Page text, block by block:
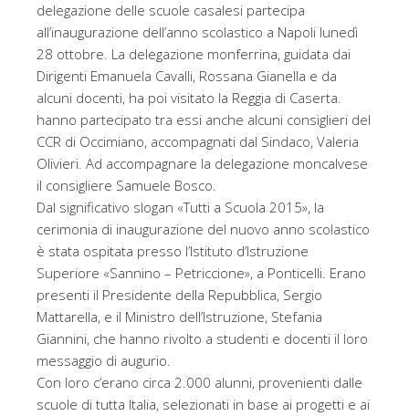
delegazione delle scuole casalesi partecipa
all’inaugurazione dell’anno scolastico a Napoli lunedì
28 ottobre. La delegazione monferrina, guidata dai
Dirigenti Emanuela Cavalli, Rossana Gianella e da
alcuni docenti, ha poi visitato la Reggia di Caserta.
hanno partecipato tra essi anche alcuni consiglieri del
CCR di Occimiano, accompagnati dal Sindaco, Valeria
Olivieri. Ad accompagnare la delegazione moncalvese
il consigliere Samuele Bosco.
Dal significativo slogan «Tutti a Scuola 2015», la
cerimonia di inaugurazione del nuovo anno scolastico
è stata ospitata presso l’Istituto d’Istruzione
Superiore «Sannino – Petriccione», a Ponticelli. Erano
presenti il Presidente della Repubblica, Sergio
Mattarella, e il Ministro dell’Istruzione, Stefania
Giannini, che hanno rivolto a studenti e docenti il loro
messaggio di augurio.
Con loro c’erano circa 2.000 alunni, provenienti dalle
scuole di tutta Italia, selezionati in base ai progetti e ai